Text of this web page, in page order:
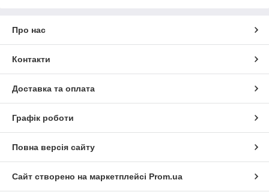
Про нас
Контакти
Доставка та оплата
Графік роботи
Повна версія сайту
Сайт створено на маркетплейсі Prom.ua